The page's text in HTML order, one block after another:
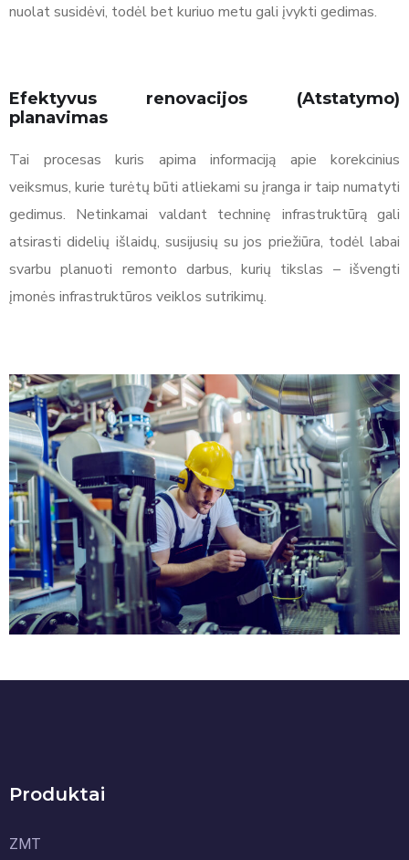
nuolat susidėvi, todėl bet kuriuo metu gali įvykti gedimas.
Efektyvus renovacijos (Atstatymo)
planavimas
Tai procesas kuris apima informaciją apie korekcinius
veiksmus, kurie turėtų būti atliekami su įranga ir taip numatyti
gedimus. Netinkamai valdant techninę infrastruktūrą gali
atsirasti didelių išlaidų, susijusių su jos priežiūra, todėl labai
svarbu planuoti remonto darbus, kurių tikslas – išvengti
įmonės infrastruktūros veiklos sutrikimų.
Produktai
ZMT